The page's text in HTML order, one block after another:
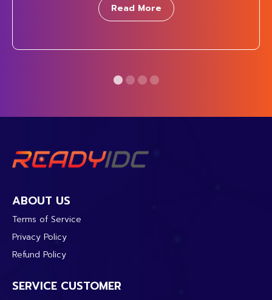
wp2shell หลังจากโค้ดตัวอย่างโจมตีหรือ Proof of
Concept ถูกเผยแพร่สู่สาธารณะ ประเด็นสำคัญไม่ใช่เพียง
และเจาะเว็บไซต์ WordPress จริงในวงกว้างแล้ว
Exploit Chain ที่ประกอบด้วย: CVE-2026-60137: ช่อง
Read More
ABOUT US
Terms of Service
Privacy Policy
Refund Policy
SERVICE CUSTOMER